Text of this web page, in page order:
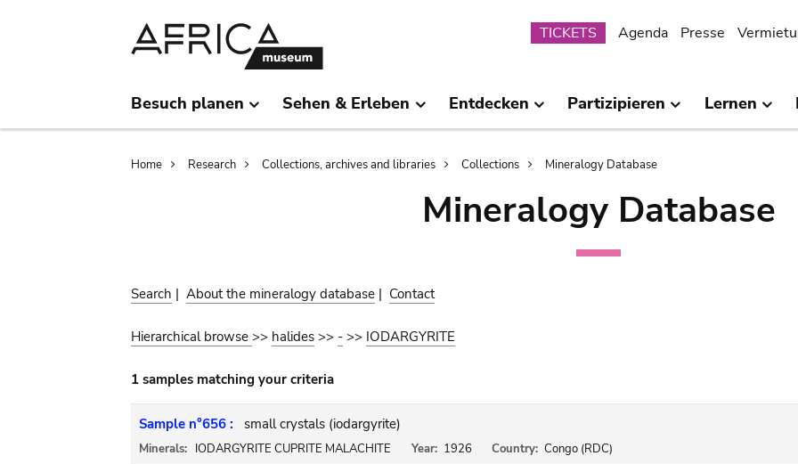
Submenu
TICKETS Agenda Presse
Besuch planen Sehen & Erleben Entdecken Partizipieren Lernen
Breadcrumb
Home Research Collections, archives and libraries Collections Mineralogy Database
Mineralogy Database
Search | About the mineralogy database | Contact
Hierarchical browse >> halides >> - >> IODARGYRITE
1 samples matching your criteria
Sample n°656 : small crystals (iodargyrite)
Minerals: IODARGYRITE CUPRITE MALACHITE Year: 1926 Country: Congo (RDC)